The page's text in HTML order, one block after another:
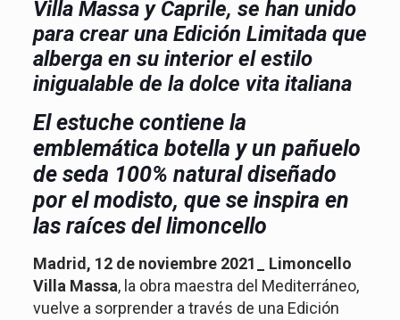
Villa Massay Caprile, se han unido
para crear una Edición Limitada que
alberga en su interior el estilo
inigualable de la dolce vita italiana
El estuche contiene la
emblemática botella y un pañuelo
de seda 100% natural diseñado
por el modisto, que se inspira en
las raíces del limoncello
Madrid, 12 de noviembre 2021_ Limoncello
Villa Massa, la obra maestra del Mediterráneo,
vuelve a sorprender a través de una Edición